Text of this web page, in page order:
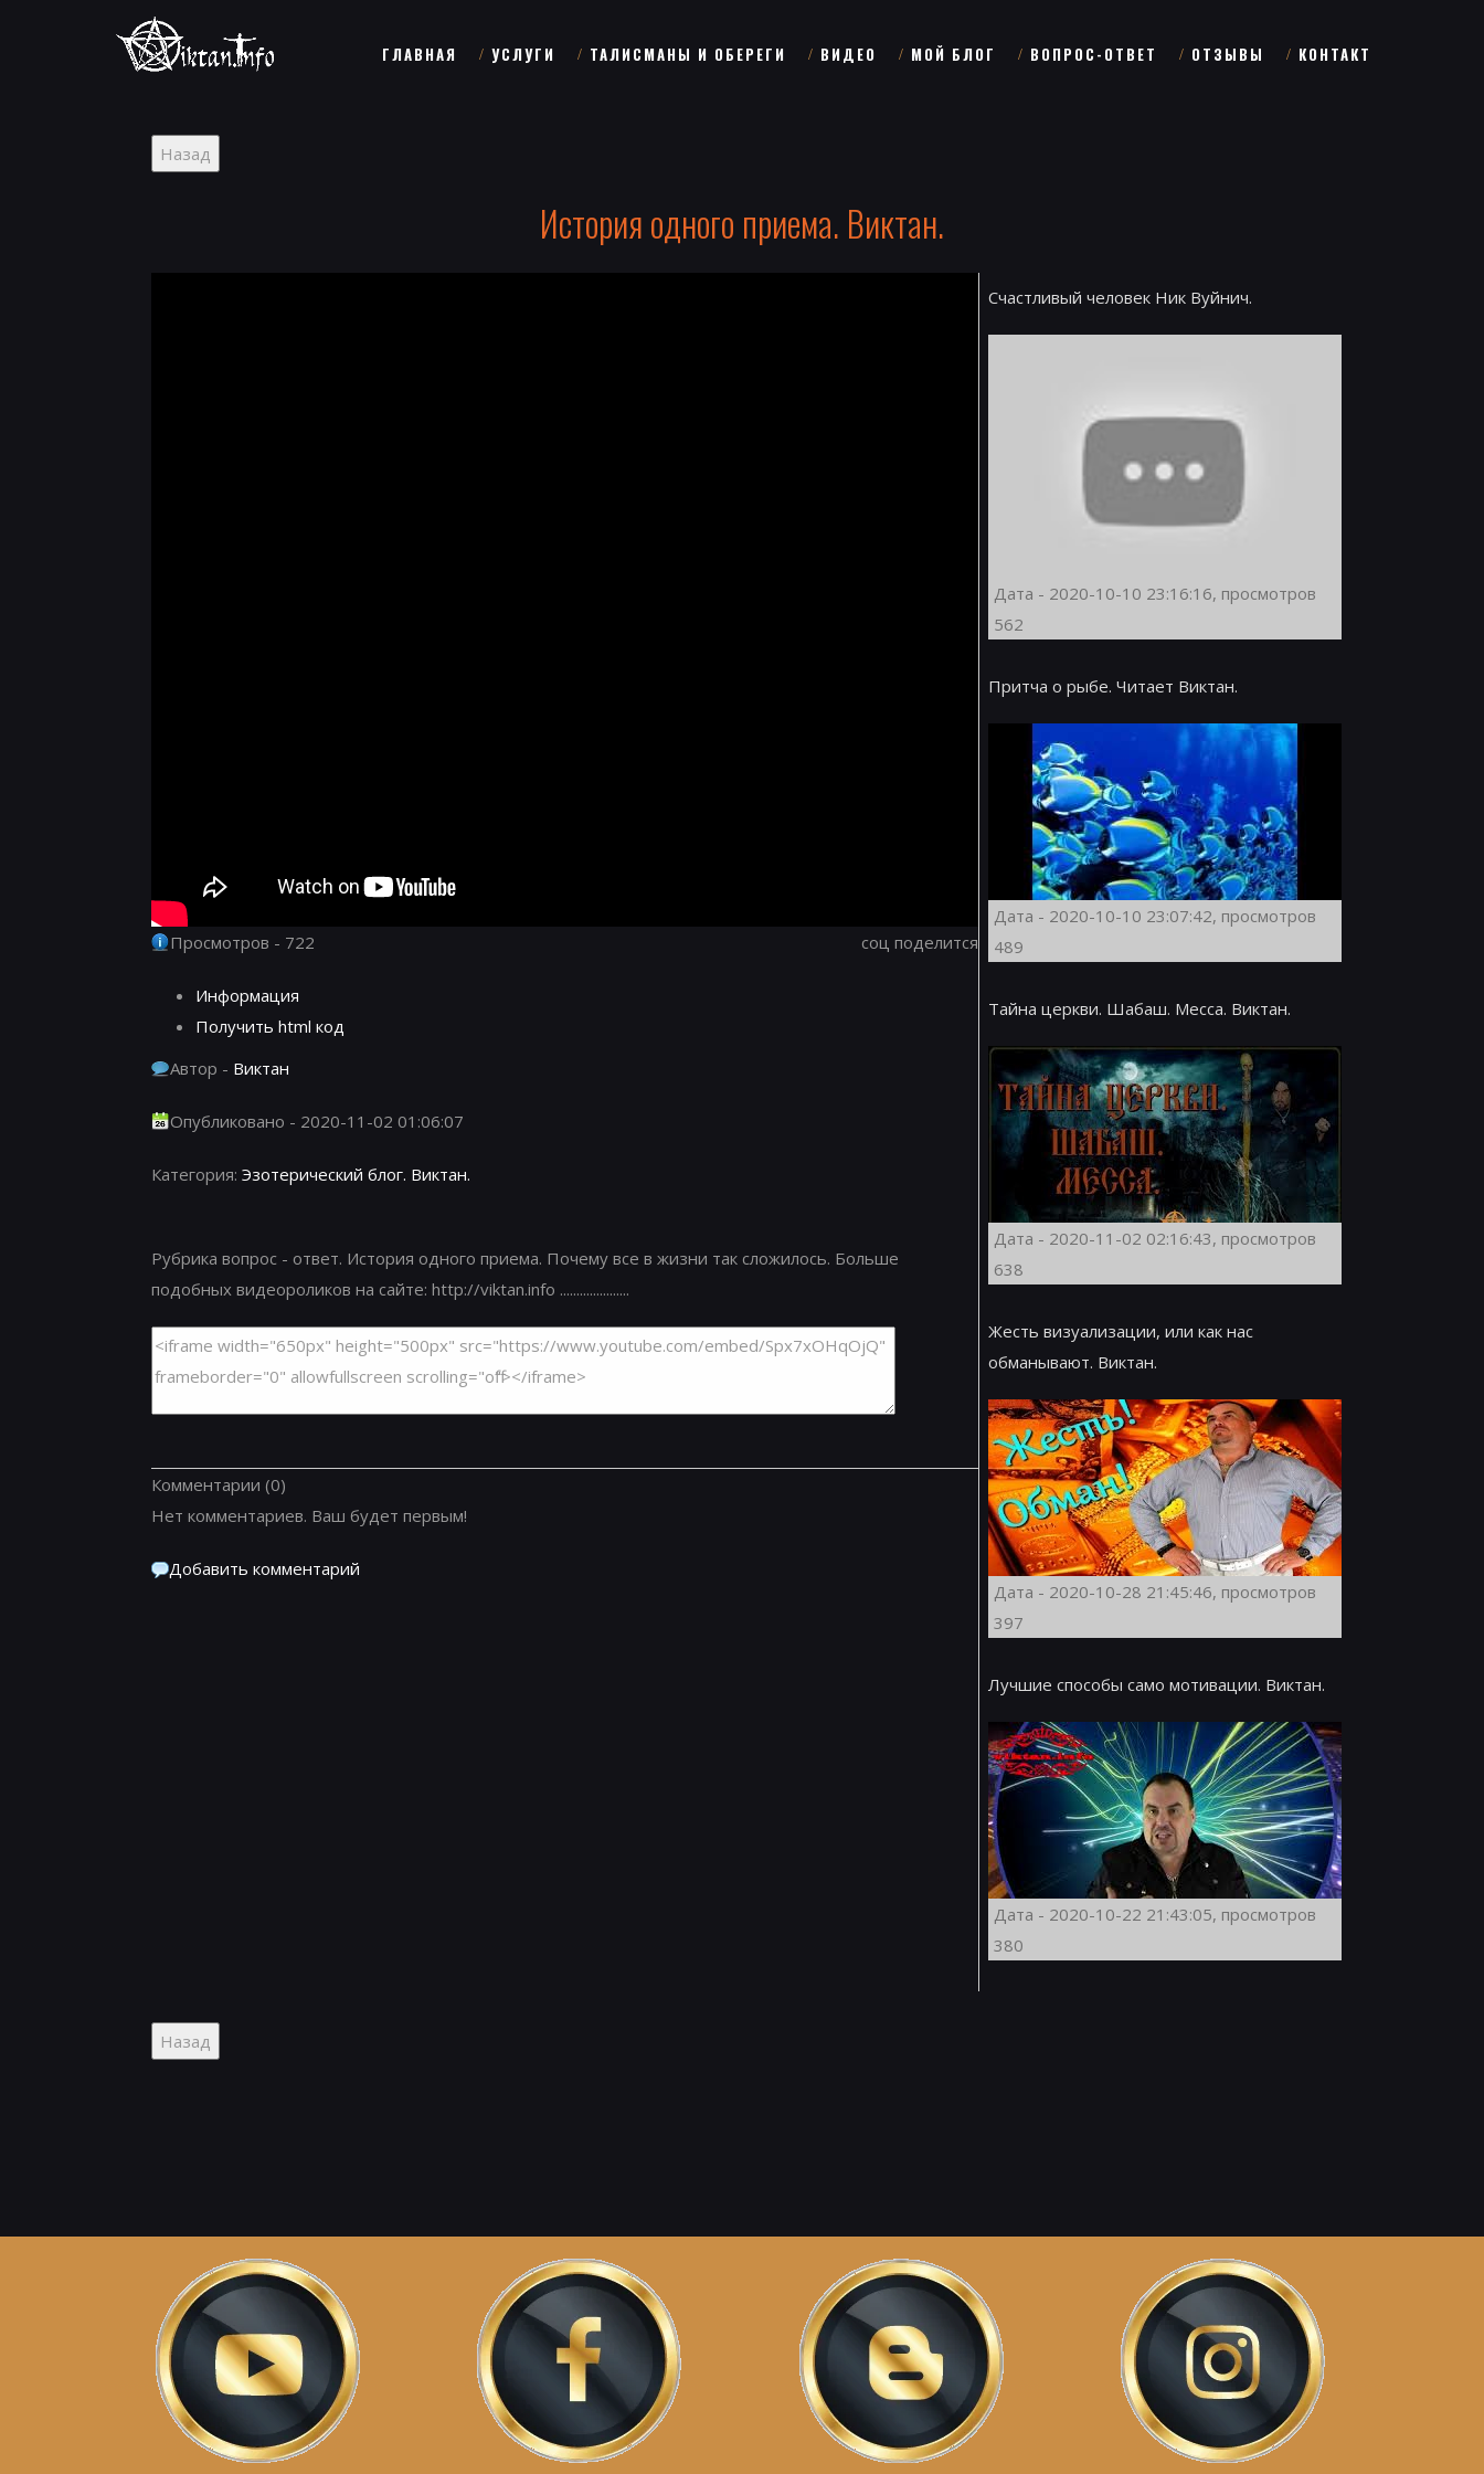
ГЛАВНАЯ УСЛУГИ ТАЛИСМАНЫ И ОБЕРЕГИ ВИДЕО МОЙ БЛОГ ВОПРОС-ОТВЕТ ОТЗЫВЫ КОНТАКТ
История одного приема. Виктан.
Просмотров - 722 соц поделится
Информация
Получить html код
Автор - Виктан
Опубликовано - 2020-11-02 01:06:07
Категория: Эзотерический блог. Виктан.
Рубрика вопрос - ответ. История одного приема. Почему все в жизни так сложилось. Больше
подобных видеороликов на сайте: http://viktan.info .....................
Комментарии (0)
Нет комментариев. Ваш будет первым!
Добавить комментарий
Счастливый человек Ник Вуйнич.
Дата - 2020-10-10 23:16:16, просмотров
562
Притча о рыбе. Читает Виктан.
Дата - 2020-10-10 23:07:42, просмотров
489
Тайна церкви. Шабаш. Месса. Виктан.
Дата - 2020-11-02 02:16:43, просмотров
638
Жесть визуализации, или как нас
обманывают. Виктан.
Дата - 2020-10-28 21:45:46, просмотров
397
Лучшие способы само мотивации. Виктан.
Дата - 2020-10-22 21:43:05, просмотров
380